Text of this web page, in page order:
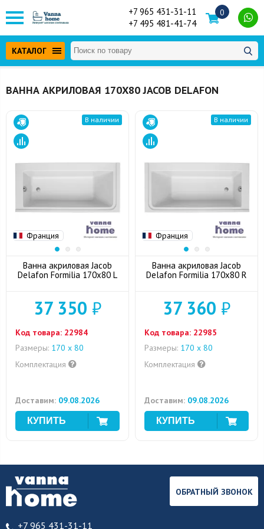
+7 965 431-31-11
+7 495 481-41-74
0
КАТАЛОГ
ВАННА АКРИЛОВАЯ 170Х80 JACOB DELAFON
Франция
В наличии
Ванна акриловая Jacob
Delafon Formilia 170x80 L
37 350 ₽
Код товара: 22984
Размеры: 170 х 80
Комплектация
Доставим: 09.08.2026
Франция
В наличии
Ванна акриловая Jacob
Delafon Formilia 170x80 R
37 360 ₽
Код товара: 22985
Размеры: 170 х 80
Комплектация
Доставим: 09.08.2026
+7 965 431-31-11
ОБРАТНЫЙ ЗВОНОК